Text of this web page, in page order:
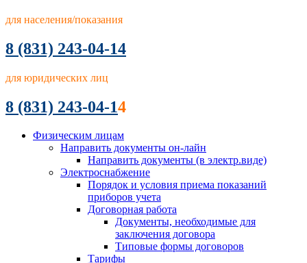
для населения/показания
8 (831) 243-04-14
для юридических лиц
8 (831) 243-04-14
Физическим лицам
Направить документы он-лайн
Направить документы (в электр.виде)
Электроснабжение
Порядок и условия приема показаний
приборов учета
Договорная работа
Документы, необходимые для
заключения договора
Типовые формы договоров
Тарифы